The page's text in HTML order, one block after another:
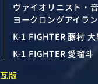
ヴァイオリニスト・
ヨークロングアイラ
K-1 FIGHTER 藤村 大
K-1 FIGHTER 愛瑠斗
瓦版